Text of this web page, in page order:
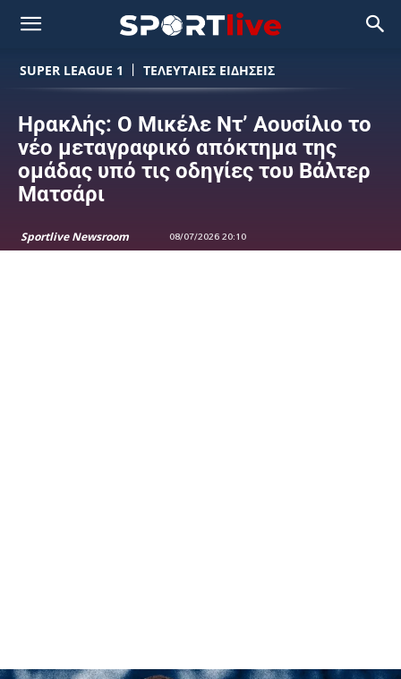
SUPER LEAGUE 1 ΤΕΛΕΥΤΑΙΕΣ ΕΙΔΗΣΕΙΣ
Ηρακλής: Ο Μικέλε Ντ’ Αουσίλιο το
νέο μεταγραφικό απόκτημα της
ομάδας υπό τις οδηγίες του Βάλτερ
Ματσάρι
Sportlive Newsroom 08/07/2026 20:10